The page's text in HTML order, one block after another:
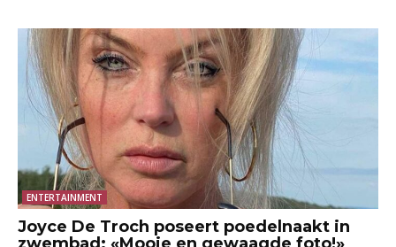
ENTERTAINMENT
Joyce De Troch poseert poedelnaakt in